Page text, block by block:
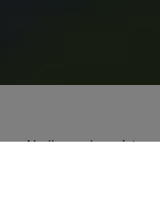
Nadlerrundweg ist